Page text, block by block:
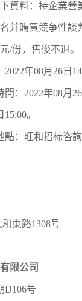
資料：持企業
并購買競争性談
/份，售後不退。
年08月26日
：2022年08月
。
點：旺和招标咨
東路1308号
限公司
D106号